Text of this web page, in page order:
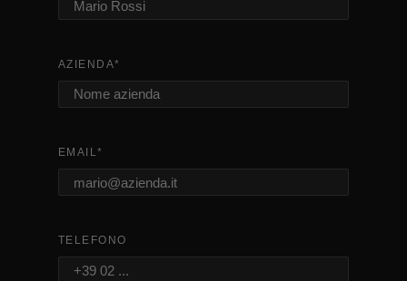
AZIENDA*
EMAIL*
TELEFONO